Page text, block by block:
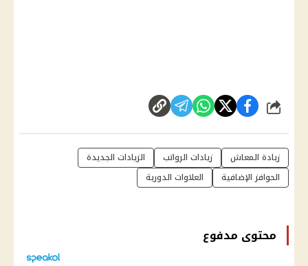
شارك
زيادة المعاش زيادات الرواتب
الزيادات الجديدة
الحوافز الإضافية
العلاوات الدورية
محتوى مدفوع